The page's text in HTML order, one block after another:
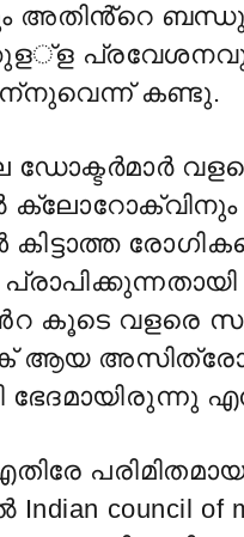
അതിൻ്റെ
്ള
നുവെന്ന് കണ്ടു.
ക്ലോറോക്വിനും
കിട്ടാത്ത
കൂടെ വളരെ
ആയ
ഭേദമായിരുന്നു
council of